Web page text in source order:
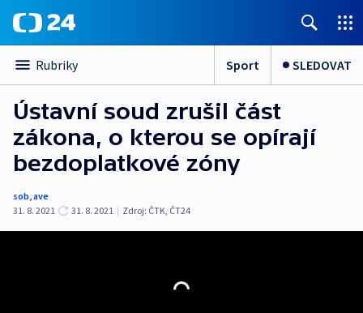
Rubriky Sport SLEDOVAT
Ústavní soud zrušil část
zákona, o kterou se opírají
bezdoplatkové zóny
sob,ave
31. 8. 2021
31. 8. 2021 | Zdroj: ČTK, ČT24